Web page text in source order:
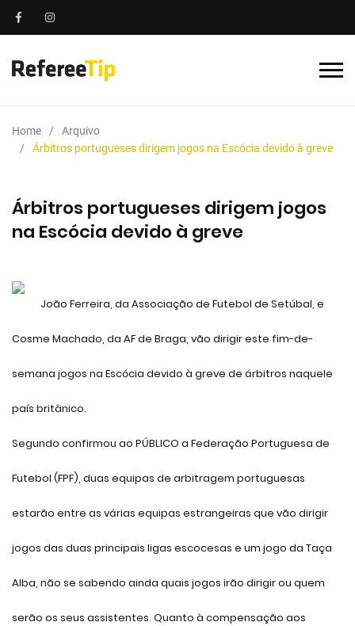
Home
Arquivo
Árbitros portugueses dirigem jogos na Escócia devido à greve
Árbitros portugueses dirigem jogos
na Escócia devido à greve
João Ferreira, da Associação de Futebol de Setúbal, e
Cosme Machado, da AF de Braga, vão dirigir este fim-de-
semana jogos na Escócia devido à greve de árbitros naquele
país britânico.
Segundo confirmou ao PÚBLICO a Federação Portuguesa de
Futebol (FPF), duas equipas de arbitragem portuguesas
estarão entre as várias equipas estrangeiras que vão dirigir
jogos das duas principais ligas escocesas e um jogo da Taça
Alba, não se sabendo ainda quais jogos irão dirigir ou quem
serão os seus assistentes. Quanto à compensação aos